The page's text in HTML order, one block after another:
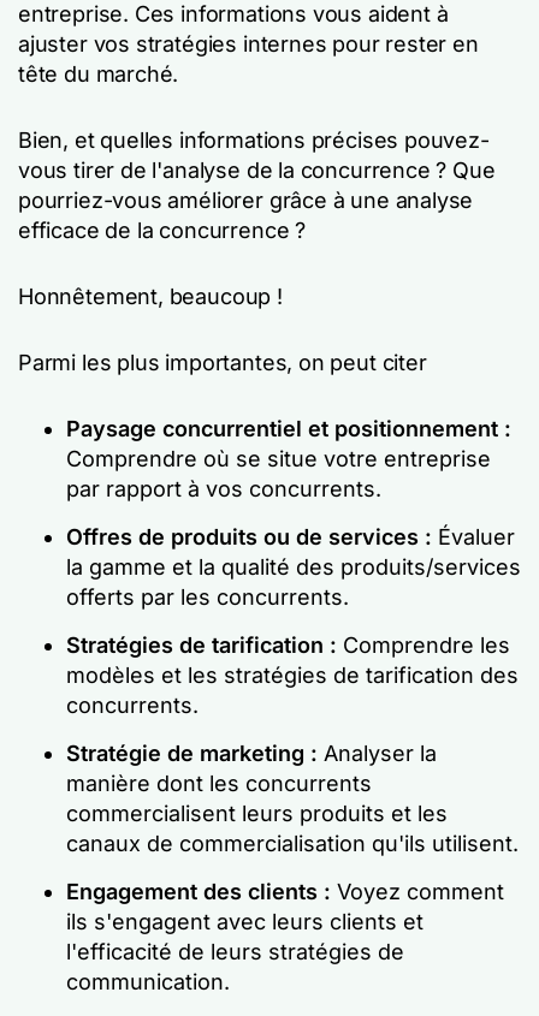
entreprise. Ces informations vous aident à
ajuster vos stratégies internes pour rester en
tête du marché.
Bien, et quelles informations précises pouvez-
vous tirer de l'analyse de la concurrence ? Que
pourriez-vous améliorer grâce à une analyse
efficace de la concurrence ?
Honnêtement, beaucoup !
Parmi les plus importantes, on peut citer
Paysage concurrentiel et positionnement :
Comprendre où se situe votre entreprise
par rapport à vos concurrents.
Offres de produits ou de services : Évaluer
la gamme et la qualité des produits/services
offerts par les concurrents.
Stratégies de tarification : Comprendre les
modèles et les stratégies de tarification des
concurrents.
Stratégie de marketing : Analyser la
manière dont les concurrents
commercialisent leurs produits et les
canaux de commercialisation qu'ils utilisent.
Engagement des clients : Voyez comment
ils s'engagent avec leurs clients et
l'efficacité de leurs stratégies de
communication.